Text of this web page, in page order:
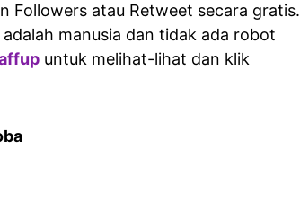
Followers atau Retweet secara gratis.
manusia dan tidak ada robot
untuk melihat-lihat dan klik